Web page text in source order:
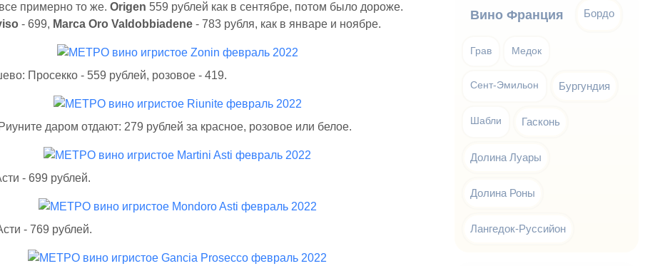
примерно то же. Origen 559 рублей как в сентябре, потом было дороже.
- 699, Marca Oro Valdobbiadene- 783 рубля, как в январе и ноябре.
Просекко - 559 рублей, розовое - 419.
даром отдают: 279 рублей за красное, розовое или белое.
- 699 рублей.
- 769 рублей.
Вино Франция Бордо
Грав Медок
Сент-Эмильон Бургундия
Шабли Гасконь
Долина Луары
Долина Роны
Лангедок-Руссийон